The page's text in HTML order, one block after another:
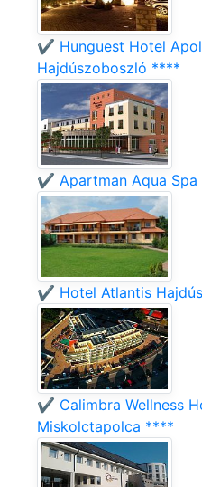
✔️ Hunguest Hotel
Hajdúszoboszló ****
✔️ Apartman Aqua Spa
✔️ Hotel Atlantis
✔️ Calimbra Wellness
Miskolctapolca ****